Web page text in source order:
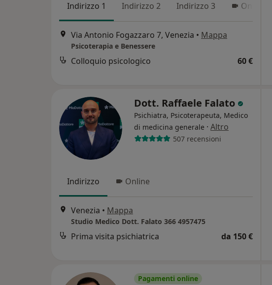
Indirizzo 1 Indirizzo 2 Indirizzo 3 Online
Via Antonio Fogazzaro 7, Venezia • Mappa
Psicoterapia e Benessere
Colloquio psicologico 60 €
Dott. Raffaele Falato
Psichiatra, Psicoterapeuta, Medico
di medicina generale · Altro
507 recensioni
Indirizzo Online
Venezia • Mappa
Studio Medico Dott. Falato 366 4957475
Prima visita psichiatrica da 150 €
Pagamenti online